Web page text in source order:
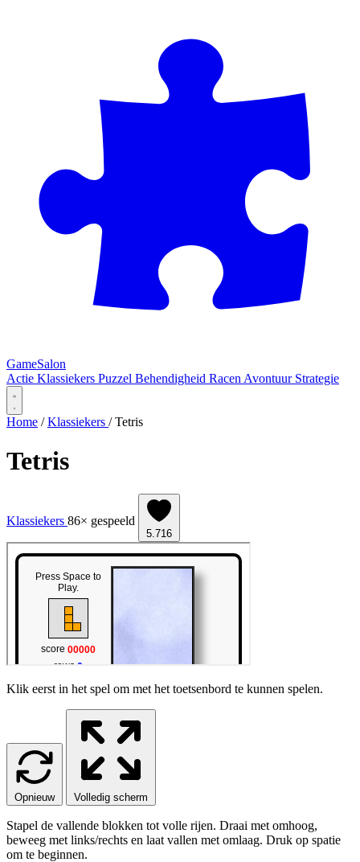
GameSalon
Actie Klassiekers Puzzel Behendigheid Racen Avontuur Strategie
Home / Klassiekers / Tetris
Tetris
Klassiekers 86× gespeeld
5.716
Klik eerst in het spel om met het toetsenbord te kunnen spelen.
Opnieuw Volledig scherm
Stapel de vallende blokken tot volle rijen. Draai met omhoog,
beweeg met links/rechts en laat vallen met omlaag. Druk op spatie
om te beginnen.